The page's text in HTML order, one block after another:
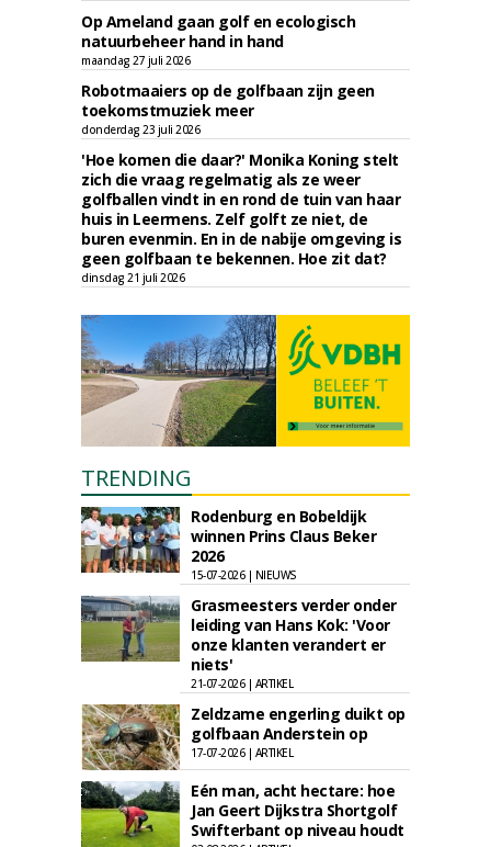
Op Ameland gaan golf en ecologisch
natuurbeheer hand in hand
maandag 27 juli 2026
Robotmaaiers op de golfbaan zijn geen
toekomstmuziek meer
donderdag 23 juli 2026
'Hoe komen die daar?' Monika Koning stelt
zich die vraag regelmatig als ze weer
golfballen vindt in en rond de tuin van haar
huis in Leermens. Zelf golft ze niet, de
buren evenmin. En in de nabije omgeving is
geen golfbaan te bekennen. Hoe zit dat?
dinsdag 21 juli 2026
TRENDING
Rodenburg en Bobeldijk
winnen Prins Claus Beker
2026
15-07-2026 | NIEUWS
Grasmeesters verder onder
leiding van Hans Kok: 'Voor
onze klanten verandert er
niets'
21-07-2026 | ARTIKEL
Zeldzame engerling duikt op
golfbaan Anderstein op
17-07-2026 | ARTIKEL
Eén man, acht hectare: hoe
Jan Geert Dijkstra Shortgolf
Swifterbant op niveau houdt